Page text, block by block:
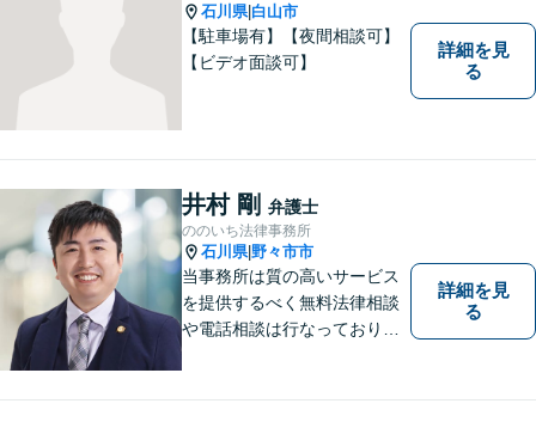
石川県| 白山市
【駐車場有】【夜間相談可】
【ビデオ面談可】
詳細を見
る
井村 剛 弁護士
ののいち法律事務所
石川県| 野々市市
当事務所は質の高いサービス
を提供するべく無料法律相談
や電話相談は行なっておりま
をします。相続・遺言／債権
詳細を見
る